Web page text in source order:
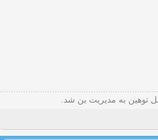
توهین به مدیریت بن شد.